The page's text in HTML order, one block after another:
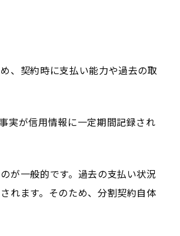
、契約時に支払い能力や過去の取
実が信用情報に一定期間記録され
が一般的です。過去の支払い状況
れます。そのため、分割契約自体